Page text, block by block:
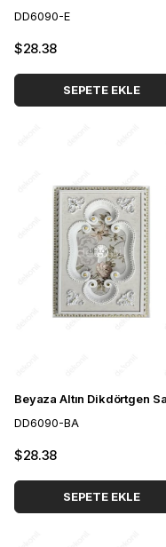
DD6090-E
$28.38
SEPETE EKLE
DD6090-BA
$28.38
SEPETE EKLE